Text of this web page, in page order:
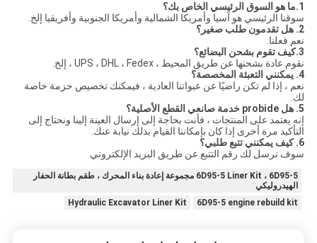
1.ما هو السوق الرئيسي الخاص بك؟
سوقنا الرئيسي هو آسيا وأمريكا الشمالية وأمريكا الجنوبية وأفريقيا إلخ.
2. هل تقدمون طلب صغير؟
نعم فعلنا.
3.كيف تقوم بشحن البضائع؟
نقوم عادة بشحنها عن طريق المحيط ، UPS ، DHL ، Fedex ، إلخ.
4. يمكنني التعبئة المخصصة؟
نعم ، إذا لم تكن راضيًا عن عبواتنا العادية ، فيمكنك تخصيص حزمة خاصة
لك.
5. هل probide خدمة صانعي القطع الأصلية؟
إنه يعتمد على المنتجات ، فأنت بحاجة إلى إرسال العينة إلينا ونحتاج إلى
التأكيد مرة أخرى إذا كان بإمكاننا القيام بذلك نيابة عنك.
6. كيف يمكنني تتبع طلبي؟
سوف نرسل لك رقم التتبع عن طريق البريد الإلكتروني
6D95-5 Liner Kit ، 6D95-5 مجموعة إعادة بناء المحرك ، طقم بطانة الحفار
الهيدروليكي
6D95-5 engine rebuild kit
Hydraulic Excavator Liner Kit